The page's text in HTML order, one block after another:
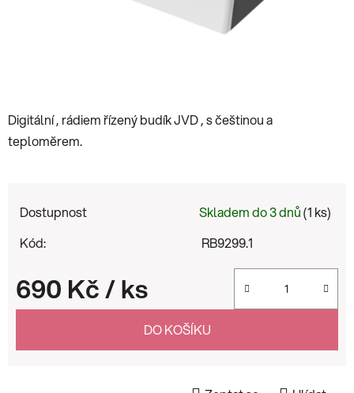
Digitální , rádiem řízený budík JVD , s češtinou a
teploměrem.
Dostupnost Skladem do 3 dnů(1 ks)
Kód:
RB9299.1
690 Kč/ ks
Měrná cena:
DO KOŠÍKU